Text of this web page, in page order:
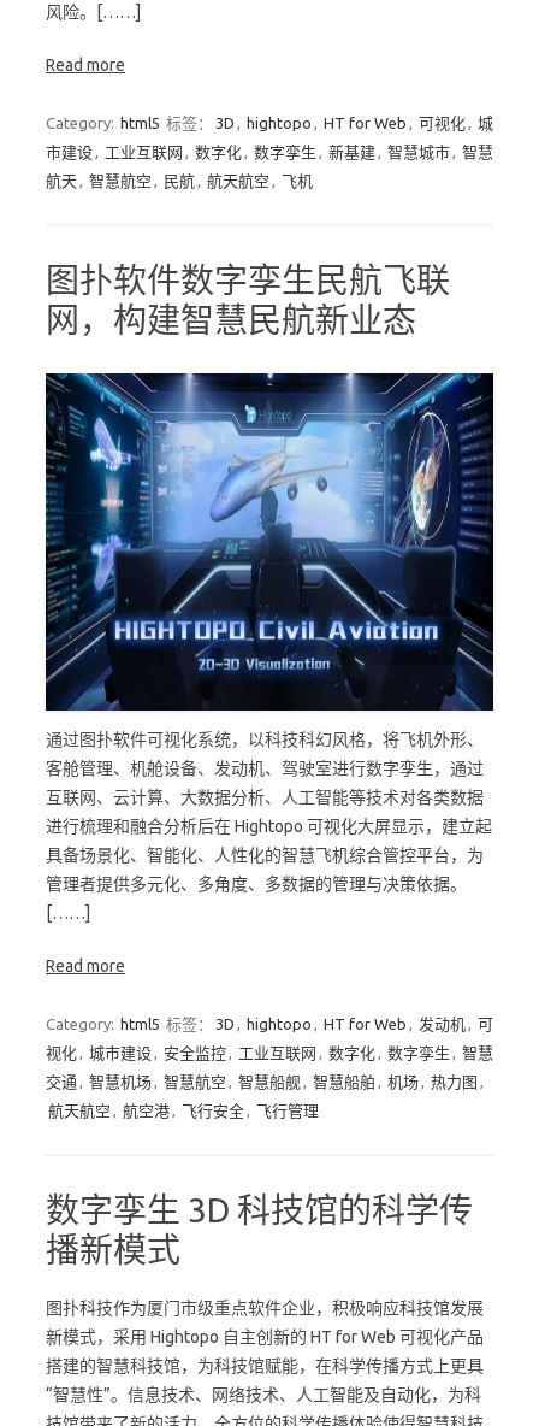
风险。[……]
Read more
Category: html5 标签： 3D , hightopo , HT for Web , 可视化, 城
市建设, 工业互联网 , 数字化, 数字孪生 , 新基建, 智慧城市, 智慧
航天, 智慧航空 , 民航, 航天航空 , 飞机
图扑软件数字孪生民航飞联
网，构建智慧民航新业态
通过图扑软件可视化系统，以科技科幻风格，将飞机外形、
客舱管理、机舱设备、发动机、驾驶室进行数字孪生，通过
互联网、云计算、大数据分析、人工智能等技术对各类数据
进行梳理和融合分析后在 Hightopo 可视化大屏显示，建立起
具备场景化、智能化、人性化的智慧飞机综合管控平台，为
管理者提供多元化、多角度、多数据的管理与决策依据。
[……]
Read more
Category: html5 标签： 3D , hightopo , HT for Web , 发动机, 可
视化, 城市建设, 安全监控, 工业互联网 , 数字化, 数字孪生 , 智慧
交通 , 智慧机场, 智慧航空 , 智慧船舰 , 智慧船舶 , 机场, 热力图 ,
航天航空 , 航空港, 飞行安全, 飞行管理
数字孪生 3D 科技馆的科学传
播新模式
图扑科技作为厦门市级重点软件企业，积极响应科技馆发展
新模式，采用 Hightopo 自主创新的 HT for Web 可视化产品
搭建的智慧科技馆，为科技馆赋能，在科学传播方式上更具
“智慧性”。信息技术、网络技术、人工智能及自动化，为科